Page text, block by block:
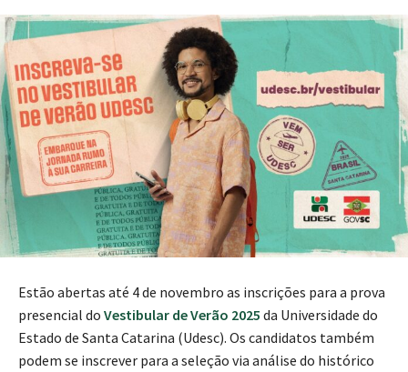
Estão abertas até 4 de novembro as inscrições para a prova
presencial do Vestibular de Verão 2025 da Universidade do
Estado de Santa Catarina (Udesc). Os candidatos também
podem se inscrever para a seleção via análise do histórico